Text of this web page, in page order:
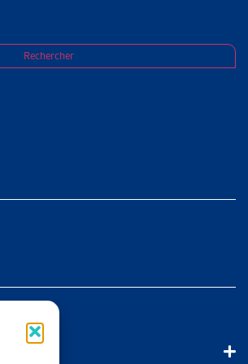
Rechercher
expertises AI du
d’expertises PMEDA, le Tribunal
des expertises PMEDA déjà
et à la pertinence d’une expertise